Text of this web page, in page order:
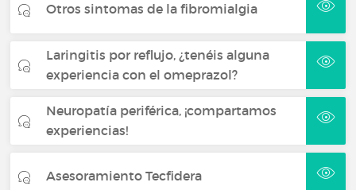
Otros sintomas de la fibromialgia
Laringitis por reflujo, ¿tenéis alguna
experiencia con el omeprazol?
Neuropatía periférica, ¡compartamos
experiencias!
Asesoramiento Tecfidera